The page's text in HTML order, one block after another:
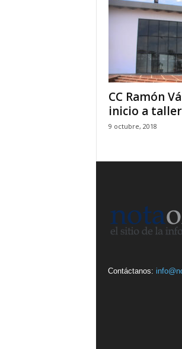
CC Ramón
inicio a
9 octubre, 2018
Contáctanos: